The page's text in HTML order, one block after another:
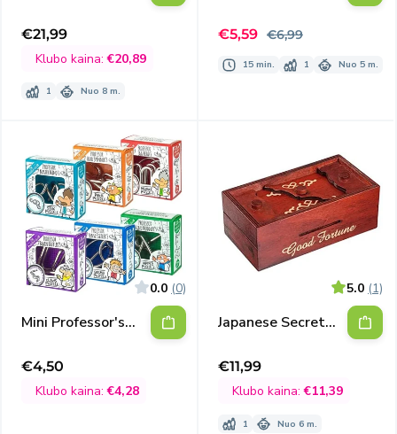
Išpardavimo
kaina
€21,99
Klubo kaina:€20,89
1 Nuo 8 m.
Išpardavimo
kaina
€5,59 Įprasta
kaina
€6,99
15 min. 1 Nuo 5 m.
0.0 (0)
Mini Professor's
Išpardavimo
kaina
€4,50
Klubo kaina:€4,28
5.0 (1)
Japanese Secret
Išpardavimo
kaina
€11,99
Klubo kaina:€11,39
1 Nuo 6 m.